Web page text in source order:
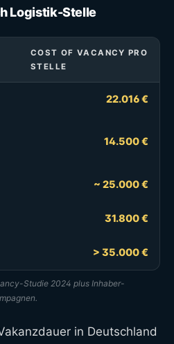
Logistik-Stelle
COST OF VACANCY PRO
STELLE
22.016 €
14.500 €
~ 25.000 €
31.800 €
> 35.000 €
Studie 2024 plus Inhaber-
in Deutschland